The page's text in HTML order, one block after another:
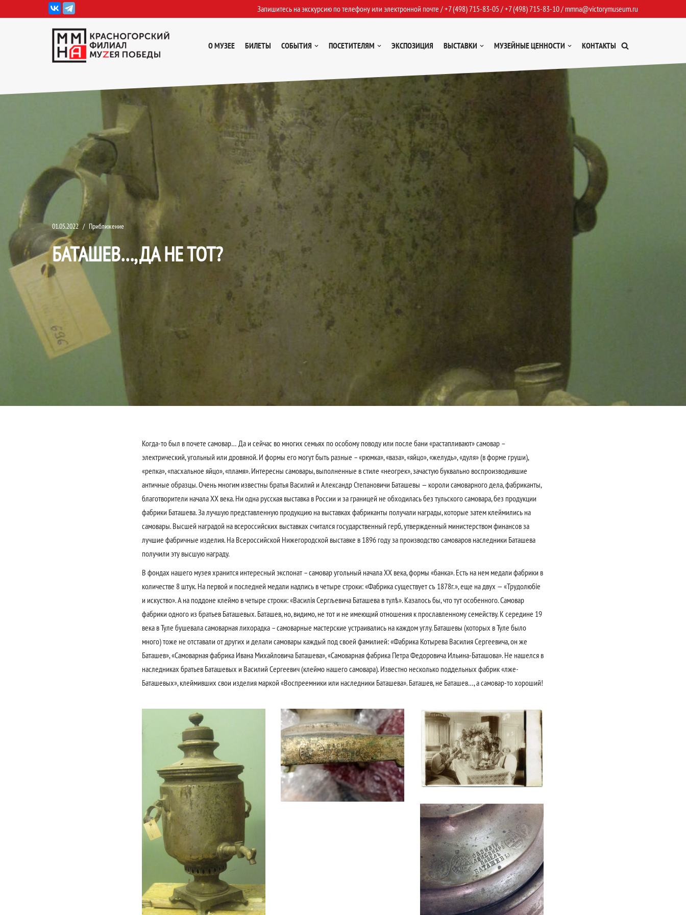
Запишитесь на экскурсию по телефону или электронной почте /+7 (498) 715-83-05 /+7 (498) 715-83-10/ mmna@victorymuseum.ru
О МУЗЕЕ БИЛЕТЫ СОБЫТИЯ ПОСЕТИТЕЛЯМ ЭКСПОЗИЦИЯ ВЫСТАВКИ МУЗЕЙНЫЕ ЦЕННОСТИ КОНТАКТЫ
01.05.2022 Приближение
БАТАШЕВ…, ДА НЕ ТОТ?
Когда-то был в почете самовар… Да и сейчас во многих семьях по особому поводу или после бани «растапливают» самовар –
электрический, угольный или дровяной. И формы его могут быть разные – «рюмка», «ваза», «яйцо», «желудь», «дуля» (в форме груши),
«репка», «пасхальное яйцо», «пламя». Интересны самовары, выполненные в стиле «неогрек», зачастую буквально воспроизводившие
античные образцы. Очень многим известны братья Василий и Александр Степановичи Баташевы — короли самоварного дела, фабриканты,
благотворители начала ХХ века. Ни одна русская выставка в России и за границей не обходилась без тульского самовара, без продукции
фабрики Баташева. За лучшую представленную продукцию на выставках фабриканты получали награды, которые затем клеймились на
самовары. Высшей наградой на всероссийских выставках считался государственный герб, утвержденный министерством финансов за
лучшие фабричные изделия. На Всероссийской Нижегородской выставке в 1896 году за производство самоваров наследники Баташева
получили эту высшую награду.
В фондах нашего музея хранится интересный экспонат – самовар угольный начала ХХ века, формы «банка». Есть на нем медали фабрики в
количестве 8 штук. На первой и последней медали надпись в четыре строки: «Фабрика существует съ 1878г.», еще на двух — «Трудолюбiе
и искуство». А на поддоне клеймо в четыре строки: «Василiя Сергљевича Баташева в тулѣ». Казалось бы, что тут особенного. Самовар
фабрики одного из братьев Баташевых. Баташев, но, видимо, не тот и не имеющий отношения к прославленному семейству. К середине 19
века в Туле бушевала самоварная лихорадка – самоварные мастерские устраивались на каждом углу. Баташевы (которых в Туле было
много) тоже не отставали от других и делали самовары каждый под своей фамилией: «Фабрика Котырева Василия Сергеевича, он же
Баташев», «Самоварная фабрика Ивана Михайловича Баташева», «Самоварная фабрика Петра Федоровича Ильина-Баташова». Не нашелся в
наследниках братьев Баташевых и Василий Сергеевич (клеймо нашего самовара). Известно несколько поддельных фабрик «лже-
Баташевых», клеймивших свои изделия маркой «Воспреемники или наследники Баташева». Баташев, не Баташев…, а самовар-то хороший!